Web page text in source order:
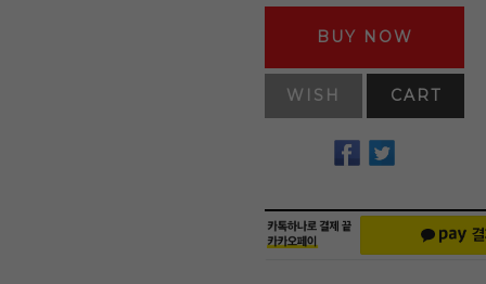
BUY NOW
WISH CART